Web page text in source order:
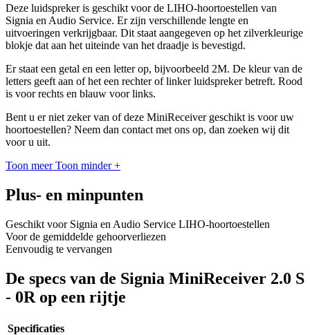
Deze luidspreker is geschikt voor de LIHO-hoortoestellen van
Signia en Audio Service. Er zijn verschillende lengte en
uitvoeringen verkrijgbaar. Dit staat aangegeven op het zilverkleurige
blokje dat aan het uiteinde van het draadje is bevestigd.
Er staat een getal en een letter op, bijvoorbeeld 2M. De kleur van de
letters geeft aan of het een rechter of linker luidspreker betreft. Rood
is voor rechts en blauw voor links.
Bent u er niet zeker van of deze MiniReceiver geschikt is voor uw
hoortoestellen? Neem dan contact met ons op, dan zoeken wij dit
voor u uit.
Toon meer Toon minder +
Plus- en minpunten
Geschikt voor Signia en Audio Service LIHO-hoortoestellen
Voor de gemiddelde gehoorverliezen
Eenvoudig te vervangen
De specs van de Signia MiniReceiver 2.0 S
- 0R op een rijtje
Specificaties